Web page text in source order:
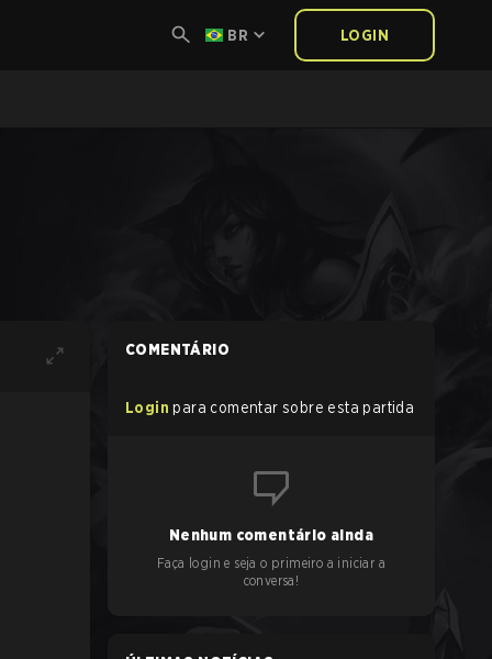
BR LOGIN
COMENTÁRIO
Login para comentar sobre esta partida
Nenhum comentário ainda
Faça login e seja o primeiro a iniciar a
conversa!